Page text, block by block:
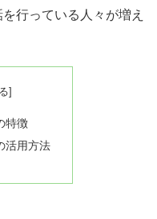
行っている人々が増え
特徴
活用方法